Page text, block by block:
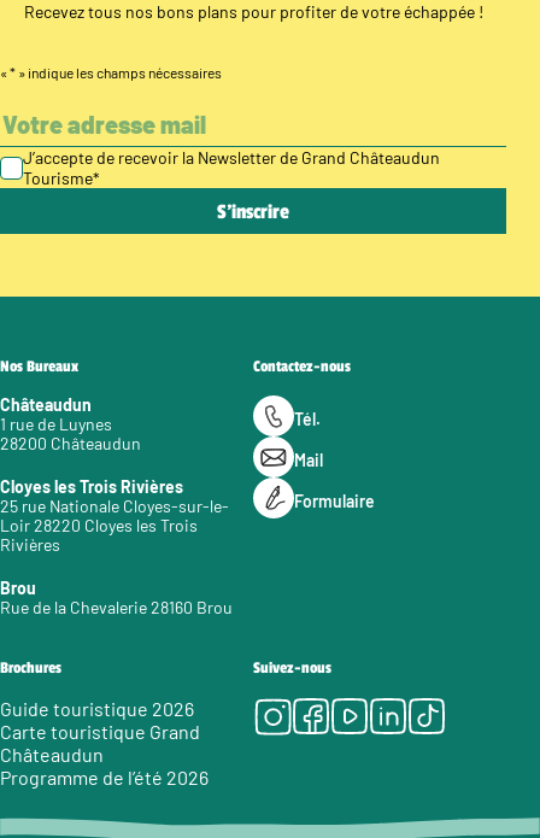
Recevez tous nos bons plans pour profiter de votre échappée !
« * » indique les champs nécessaires
J’accepte de recevoir la Newsletter de Grand Châteaudun
Tourisme*
Nos Bureaux
Châteaudun
1 rue de Luynes
28200 Châteaudun
Cloyes les Trois Rivières
25 rue Nationale Cloyes-sur-le-
Loir 28220 Cloyes les Trois
Rivières
Brou
Rue de la Chevalerie 28160 Brou
Contactez-nous
Tél.
Mail
Formulaire
Brochures
Guide touristique 2026
Carte touristique Grand
Châteaudun
Programme de l’été 2026
Suivez-nous
Instagram
Facebook
Youtube
LinkedIn
Tiktok